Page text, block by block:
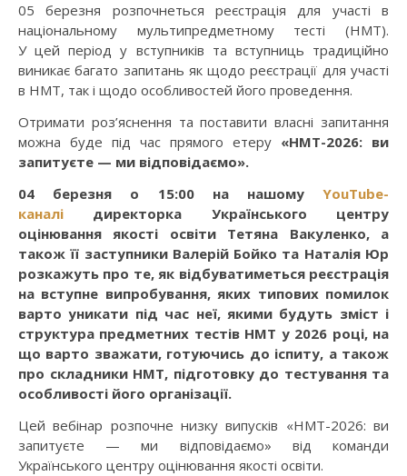
05 березня розпочнеться реєстрація для участі в
національному мультипредметному тесті (НМТ).
У цей період у вступників та вступниць традиційно
виникає багато запитань як щодо реєстрації для участі
в НМТ, так і щодо особливостей його проведення.
Отримати роз’яснення та поставити власні запитання
можна буде під час прямого етеру «НМТ-2026: ви
запитуєте — ми відповідаємо».
04 березня о 15:00 на нашому YouTube-
каналі директорка Українського центру
оцінювання якості освіти Тетяна Вакуленко, а
також її заступники Валерій Бойко та Наталія Юр
розкажуть про те, як відбуватиметься реєстрація
на вступне випробування, яких типових помилок
варто уникати під час неї, якими будуть зміст і
структура предметних тестів НМТ у 2026 році, на
що варто зважати, готуючись до іспиту, а також
про складники НМТ, підготовку до тестування та
особливості його організації.
Цей вебінар розпочне низку випусків «НМТ-2026: ви
запитуєте — ми відповідаємо» від команди
Українського центру оцінювання якості освіти.